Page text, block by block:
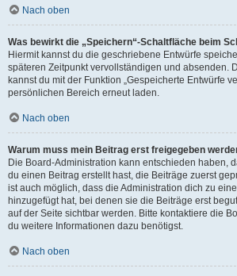
Nach oben
Was bewirkt die „Speichern“-Schaltfläche beim
Hiermit kannst du die geschriebene Entwürfe
späteren Zeitpunkt vervollständigen und absenden.
kannst du mit der Funktion „Gespeicherte Entwürfe
persönlichen Bereich erneut laden.
Nach oben
Warum muss mein Beitrag erst freigegeben
Die Board-Administration kann entschieden haben,
du einen Beitrag erstellt hast, die Beiträge zuerst
ist auch möglich, dass die Administration dich zu
hinzugefügt hat, bei denen sie die Beiträge erst
auf der Seite sichtbar werden. Bitte kontaktiere die
du weitere Informationen dazu benötigst.
Nach oben